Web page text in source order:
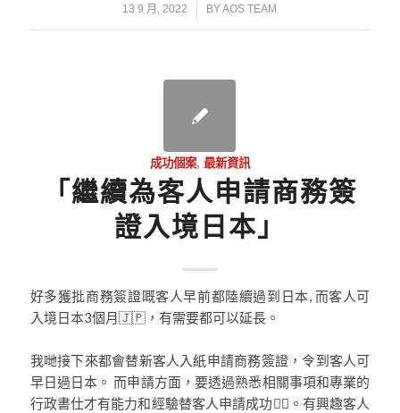
13 9 月, 2022
/ BYAOS TEAM
成功個案, 最新資訊
「繼續為客人申請商務簽
證入境日本」
好多獲批商務簽證嘅客人早前都陸續過到日本, 而客人可
入境日本3個月🇯🇵，有需要都可以延長。
我哋接下來都會替新客人入紙申請商務簽證，令到客人可
早日過日本。 而申請方面，要透過熟悉相關事項和專業的
行政書仕才有能力和經驗替客人申請成功👍🏼。有興趣客人